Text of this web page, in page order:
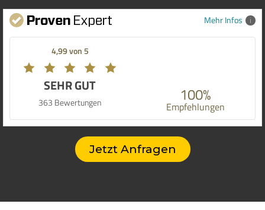
Mehr Infos
4,99 von 5
SEHR GUT
363 Bewertungen 100%
Empfehlungen
Jetzt Anfragen